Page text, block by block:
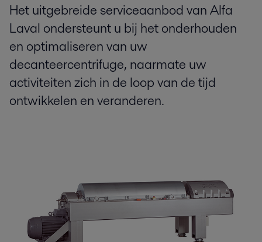
Het uitgebreide serviceaanbod van Alfa
Laval ondersteunt u bij het onderhouden
en optimaliseren van uw
decanteercentrifuge, naarmate uw
activiteiten zich in de loop van de tijd
ontwikkelen en veranderen.